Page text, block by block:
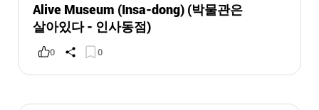
Alive Museum (Insa-dong) (박물관은
살아있다 - 인사동점)
0 0